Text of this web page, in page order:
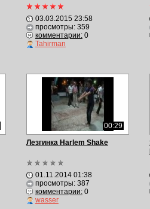
03.03.2015 23:58
просмотры: 359
комментарии:0
Tahirman
00:29
Лезгинка Harlem Shake
01.11.2014 01:38
просмотры: 387
комментарии:0
wasser